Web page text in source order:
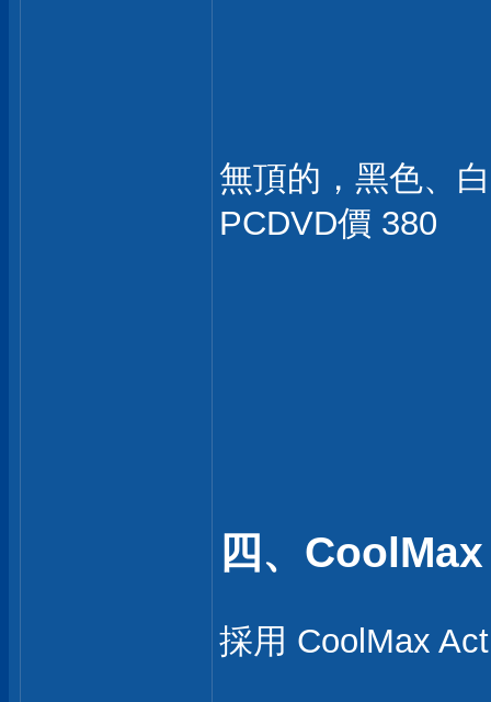
無頂的，黑色、
PCDVD價 380
四、
採用 CoolMax